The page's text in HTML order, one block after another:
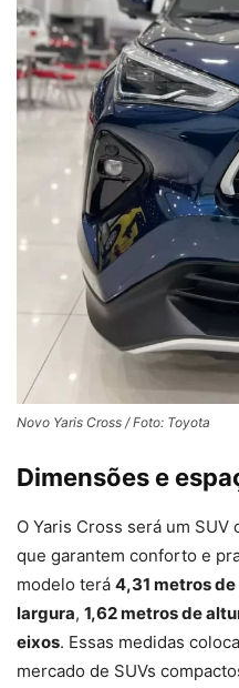
Novo Yaris Cross / Foto: Toyota
Dimensões e
O Yaris Cross será um
que garantem conforto e
modelo terá 4,31 metros
largura, 1,62 metros de
eixos. Essas medidas
mercado de SUVs